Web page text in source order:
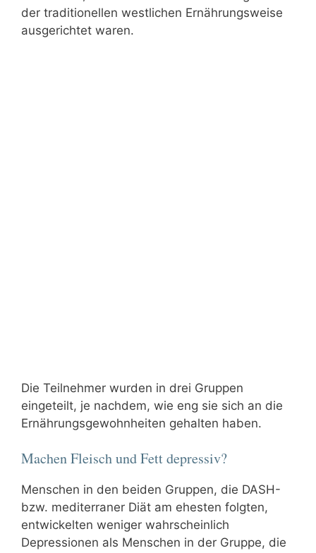
der traditionellen westlichen Ernährungsweise
ausgerichtet waren.
Die Teilnehmer wurden in drei Gruppen
eingeteilt, je nachdem, wie eng sie sich an die
Ernährungsgewohnheiten gehalten haben.
Machen Fleisch und Fett depressiv?
Menschen in den beiden Gruppen, die DASH-
bzw. mediterraner Diät am ehesten folgten,
entwickelten weniger wahrscheinlich
Depressionen als Menschen in der Gruppe, die